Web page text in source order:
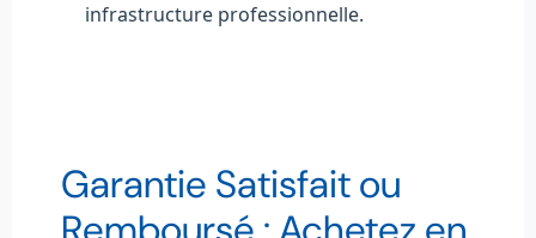
infrastructure professionnelle.
Garantie Satisfait ou